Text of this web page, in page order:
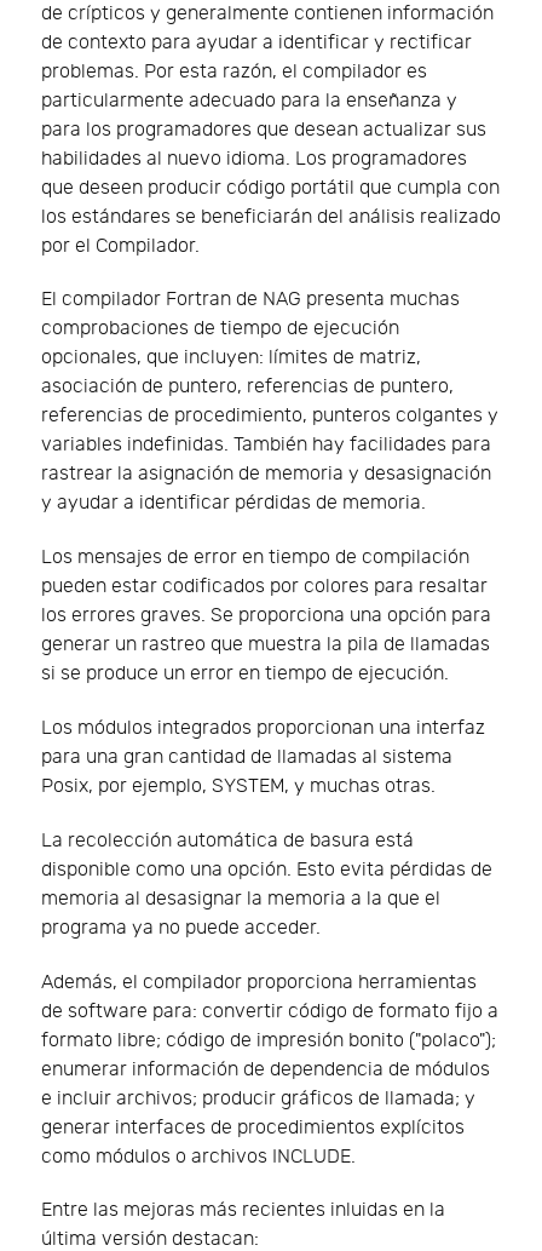
de crípticos y generalmente contienen información
de contexto para ayudar a identificar y rectificar
problemas. Por esta razón, el compilador es
particularmente adecuado para la enseñanza y
para los programadores que desean actualizar sus
habilidades al nuevo idioma. Los programadores
que deseen producir código portátil que cumpla con
los estándares se beneficiarán del análisis realizado
por el Compilador.
El compilador Fortran de NAG presenta muchas
comprobaciones de tiempo de ejecución
opcionales, que incluyen: límites de matriz,
asociación de puntero, referencias de puntero,
referencias de procedimiento, punteros colgantes y
variables indefinidas. También hay facilidades para
rastrear la asignación de memoria y desasignación
y ayudar a identificar pérdidas de memoria.
Los mensajes de error en tiempo de compilación
pueden estar codificados por colores para resaltar
los errores graves. Se proporciona una opción para
generar un rastreo que muestra la pila de llamadas
si se produce un error en tiempo de ejecución.
Los módulos integrados proporcionan una interfaz
para una gran cantidad de llamadas al sistema
Posix, por ejemplo, SYSTEM, y muchas otras.
La recolección automática de basura está
disponible como una opción. Esto evita pérdidas de
memoria al desasignar la memoria a la que el
programa ya no puede acceder.
Además, el compilador proporciona herramientas
de software para: convertir código de formato fijo a
formato libre; código de impresión bonito ("polaco");
enumerar información de dependencia de módulos
e incluir archivos; producir gráficos de llamada; y
generar interfaces de procedimientos explícitos
como módulos o archivos INCLUDE.
Entre las mejoras más recientes inluidas en la
última versión destacan: